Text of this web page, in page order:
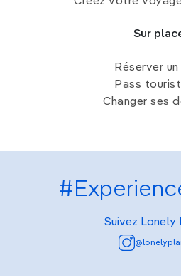
Sur
Réserver
Pass
Changer ses
Suivez Lonely